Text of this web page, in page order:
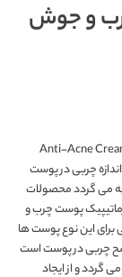
و جوش‌
Anti-Acne
چربی در پوست
می گردد محصولات
پوست چرب و
این نوع پوست ها
چربی در پوست است
گردد و از ایجاد